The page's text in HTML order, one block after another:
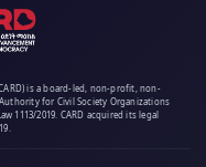
is a board-led, non-profit, non-
for Civil Society Organizations
1113/2019. CARD acquired its legal